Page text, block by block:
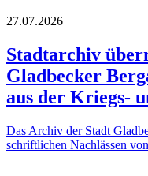
27.07.2026
Stadtarchiv
Gladbecker
aus der Kriegs-
Das Archiv der Stadt
schriftlichen Nachlässen